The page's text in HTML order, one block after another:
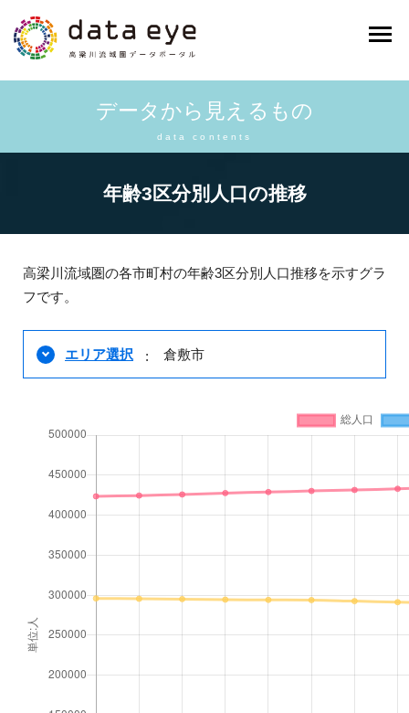
データから見えるもの
data contents
年齢3区分別人口の推移
高梁川流域圏の各市町村の年齢3区分別人口推移を示すグラ
フです。
エリア選択 倉敷市